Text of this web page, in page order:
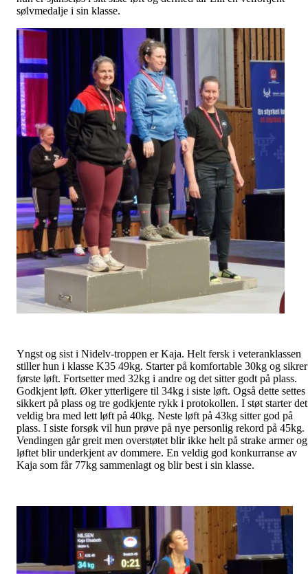
sølvmedalje i sin klasse.
Yngst og sist i Nidelv-troppen er Kaja. Helt fersk i veteranklassen
stiller hun i klasse K35 49kg. Starter på komfortable 30kg og sikrer
første løft. Fortsetter med 32kg i andre og det sitter godt på plass.
Godkjent løft. Øker ytterligere til 34kg i siste løft. Også dette settes
sikkert på plass og tre godkjente rykk i protokollen. I støt starter det
veldig bra med lett løft på 40kg. Neste løft på 43kg sitter god på
plass. I siste forsøk vil hun prøve på nye personlig rekord på 45kg.
Vendingen går greit men overstøtet blir ikke helt på strake armer og
løftet blir underkjent av dommere. En veldig god konkurranse av
Kaja som får 77kg sammenlagt og blir best i sin klasse.